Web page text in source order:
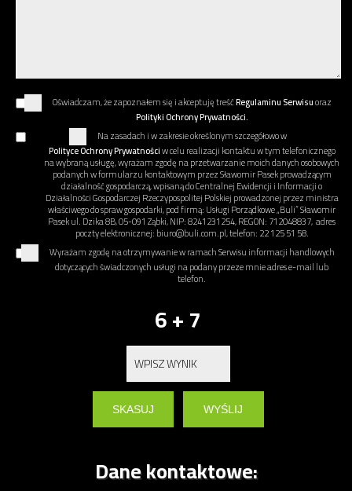
Oświadczam, że zapoznałem się i akceptuję treśćRegulaminu Serwisuoraz
Polityki Ochrony Prywatności.
Na zasadach i w zakresie określonym szczegółowo w
Polityce Ochrony Prywatnościw celu realizacji kontaktu w tym telefonicznego
na wybraną usługę, wyrażam zgodę na przetwarzanie moich danych osobowych
podanych w formularzu kontaktowym przez Sławomir Pasek prowadzącym
działalność gospodarczą, wpisaną do Centralnej Ewidencji i Informacji o
Działalności Gospodarczej Rzeczypospolitej Polskiej prowadzonej przez ministra
właściwego do spraw gospodarki, pod firmą: Usługi Porządkowe „Buli” Sławomir
Pasek ul. Dzika 8B, 05-091 Ząbki, NIP: 8241231254, REGON: 712048837, adres
poczty elektronicznej: biuro@buli.com.pl, telefon: 22 125 51 58.
Wyrażam zgodę na otrzymywanie w ramach Serwisu informacji handlowych
dotyczących świadczonych usługi na podany przeze mnie adres e-mail lub
telefon.
6 + 7
Dane kontaktowe: